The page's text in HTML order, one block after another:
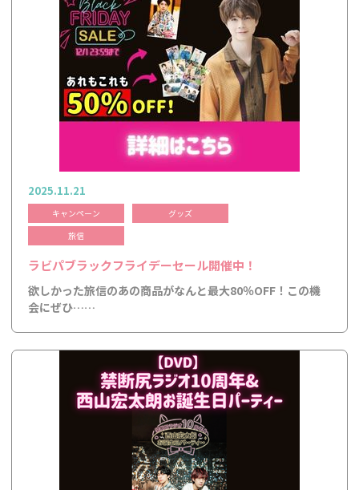
2025.11.21
キャンペーン
グッズ
旅信
ラビパブラックフライデーセール開催中！
欲しかった旅信のあの商品がなんと最大80％OFF！この機
会にぜひ……